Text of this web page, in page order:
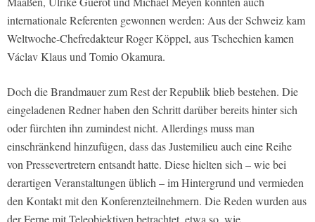
internationale Referenten gewonnen werden: Aus der Schweiz kam
Weltwoche-Chefredakteur Roger Köppel, aus Tschechien kamen
Václav Klaus und Tomio Okamura.
Doch die Brandmauer zum Rest der Republik blieb bestehen. Die
eingeladenen Redner haben den Schritt darüber bereits hinter sich
oder fürchten ihn zumindest nicht. Allerdings muss man
einschränkend hinzufügen, dass das Justemilieu auch eine Reihe
von Pressevertretern entsandt hatte. Diese hielten sich – wie bei
derartigen Veranstaltungen üblich – im Hintergrund und vermieden
den Kontakt mit den Konferenzteilnehmern. Die Reden wurden aus
der Ferne mit Teleobjektiven betrachtet, etwa so, wie